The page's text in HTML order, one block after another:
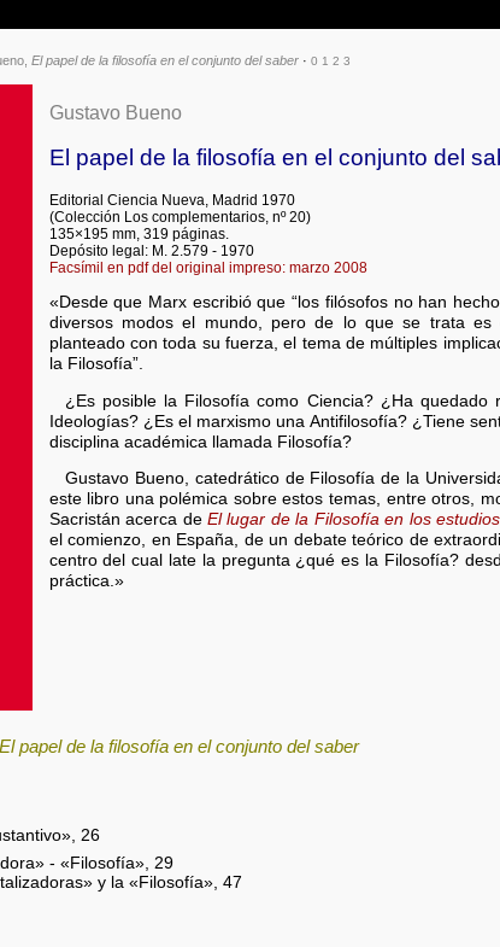
El papel de la filosofía en el conjunto del saber· 0 1 2 3
Gustavo Bueno
El papel de la filosofía en el conjunto del
Editorial Ciencia Nueva, Madrid 1970
(Colección Los complementarios, nº 20)
135×195 mm, 319 páginas.
Depósito legal: M. 2.579 - 1970
Facsímil en pdf del original impreso: marzo 2008
«Desde que Marx escribió que “los filósofos no han
diversos modos el mundo, pero de lo que se trata es
planteado con toda su fuerza, el tema de múltiples
la Filosofía”.
¿Es posible la Filosofía como Ciencia? ¿Ha quedado
Ideologías? ¿Es el marxismo una Antifilosofía? ¿Tiene
disciplina académica llamada Filosofía?
Gustavo Bueno, catedrático de Filosofía de la
este libro una polémica sobre estos temas, entre otros,
Sacristán acerca de El lugar de la Filosofía en los
el comienzo, en España, de un debate teórico de
centro del cual late la pregunta ¿qué es la Filosofía?
práctica.»
El papel de la filosofía en el conjunto del saber
26
- «Filosofía», 29
y la «Filosofía», 47